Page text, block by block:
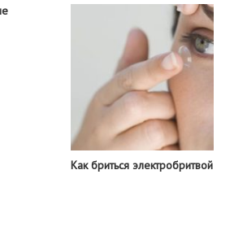
Как бриться электробритвой